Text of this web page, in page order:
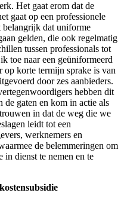
Het gaat erom dat de
gaat op een professionele
dat uniforme
gelden, die ook regelmatig
tussen professionals tot
toe naar een geüniformeerd
op korte termijn sprake is van
door zes aanbieders.
hebben dit
gaten en kom in actie als
in dat de weg die we
leidt tot een
werknemers en
de belemmeringen om
in dienst te nemen en te